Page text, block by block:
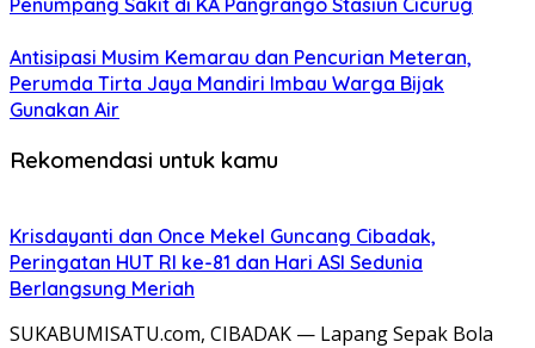
Penumpang Sakit di KA Pangrango Stasiun Cicurug
Antisipasi Musim Kemarau dan Pencurian Meteran,
Perumda Tirta Jaya Mandiri Imbau Warga Bijak
Gunakan Air
Rekomendasi untuk kamu
Krisdayanti dan Once Mekel Guncang Cibadak,
Peringatan HUT RI ke-81 dan Hari ASI Sedunia
Berlangsung Meriah
SUKABUMISATU.com, CIBADAK — Lapang Sepak Bola